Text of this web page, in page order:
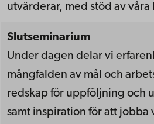
utvärderar, med stöd av
Slutseminarium
Under dagen delar vi
mångfalden av mål och
redskap för uppföljning och
samt inspiration för att jobba